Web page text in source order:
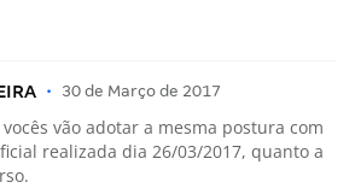
• 30 de Março de 2017
vão adotar a mesma postura com
realizada dia 26/03/2017, quanto a